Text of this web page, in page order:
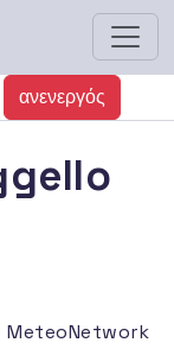
ανενεργός
MeteoNetwork